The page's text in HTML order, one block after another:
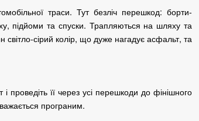
траси.Тут безліч перешкод: борти-
підйоми та спуски. Трапляються на шляху та
світло-сірий колір, що дуже нагадує асфальт, та
і проведіть її через усі перешкоди до фінішного
програним.